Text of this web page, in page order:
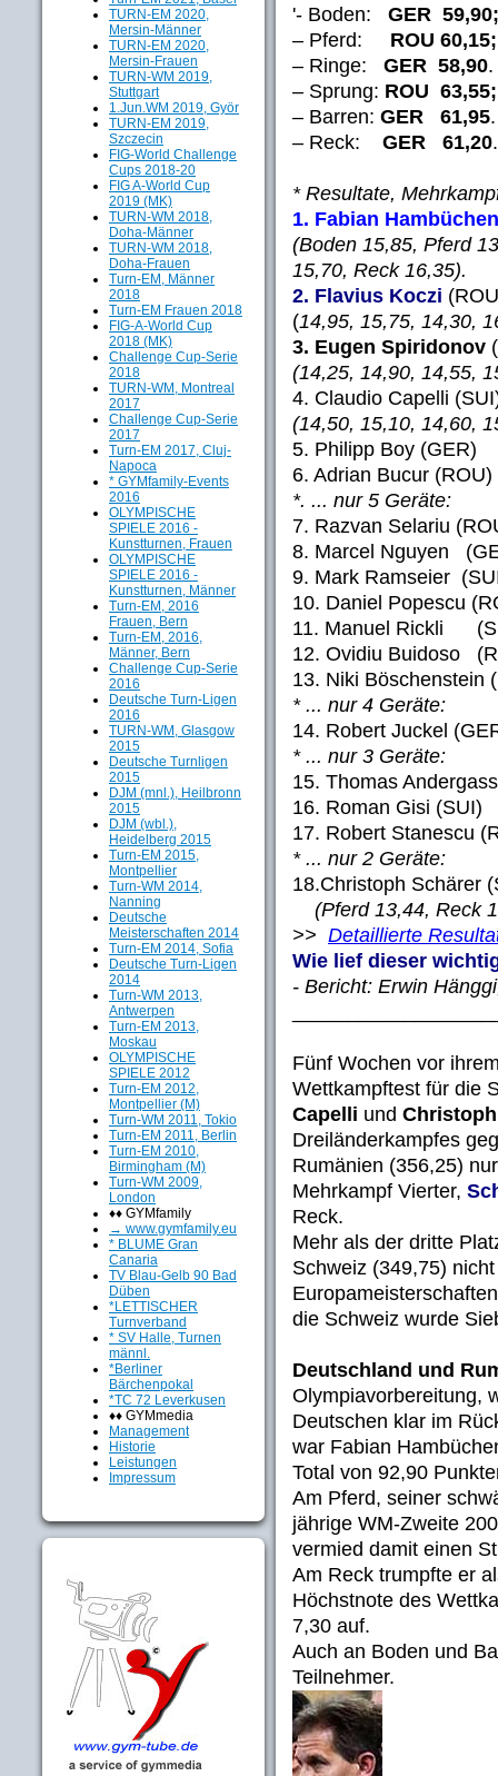
TURN-EM 2020,
Mersin-Männer
TURN-EM 2020,
Mersin-Frauen
TURN-WM 2019,
Stuttgart
1.Jun.WM 2019, Györ
TURN-EM 2019,
Szczecin
FIG-World Challenge
Cups 2018-20
FIG A-World Cup
2019 (MK)
TURN-WM 2018,
Doha-Männer
TURN-WM 2018,
Doha-Frauen
Turn-EM, Männer
2018
Turn-EM Frauen 2018
FIG-A-World Cup
2018 (MK)
Challenge Cup-Serie
2018
TURN-WM, Montreal
2017
Challenge Cup-Serie
2017
Turn-EM 2017, Cluj-
Napoca
* GYMfamily-Events
2016
OLYMPISCHE
SPIELE 2016 -
Kunstturnen, Frauen
OLYMPISCHE
SPIELE 2016 -
Kunstturnen, Männer
Turn-EM, 2016
Frauen, Bern
Turn-EM, 2016,
Männer, Bern
Challenge Cup-Serie
2016
Deutsche Turn-Ligen
2016
TURN-WM, Glasgow
2015
Deutsche Turnligen
2015
DJM (mnl.), Heilbronn
2015
DJM (wbl.),
Heidelberg 2015
Turn-EM 2015,
Montpellier
Turn-WM 2014,
Nanning
Deutsche
Meisterschaften 2014
Turn-EM 2014, Sofia
Deutsche Turn-Ligen
2014
Turn-WM 2013,
Antwerpen
Turn-EM 2013,
Moskau
OLYMPISCHE
SPIELE 2012
Turn-EM 2012,
Montpellier (M)
Turn-WM 2011, Tokio
Turn-EM 2011, Berlin
Turn-EM 2010,
Birmingham (M)
Turn-WM 2009,
London
♦♦ GYMfamily
→ www.gymfamily.eu
* BLUME Gran
Canaria
TV Blau-Gelb 90 Bad
Düben
*LETTISCHER
Turnverband
* SV Halle, Turnen
männl.
*Berliner
Bärchenpokal
*TC 72 Leverkusen
♦♦ GYMmedia
Management
Historie
Leistungen
Impressum
'- Boden: GER
– Pferd: ROU 60,15;
– Ringe: GER 58,90
– Sprung: ROU
– Barren: GER 61,95
– Reck: GER 61,20
* Resultate,
1. Fabian Hambüchen
(Boden 15,85, Pferd
15,70, Reck 16,35).
2. Flavius Koczi
(14,95, 15,75, 14,30,
3. Eugen Spiridonov
(14,25, 14,90, 14,55,
4. Claudio
(14,50, 15,10, 14,60,
5. Philipp Boy
6. Adrian Bucur
*. ... nur 5 Geräte:
7. Razvan Selariu
8. Marcel Nguyen
9. Mark Ramseier
10. Daniel Popescu
11. Manuel Rickli
12. Ovidiu Buidoso
13. Niki Böschenstein
* ... nur 4 Geräte:
14. Robert Juckel
* ... nur 3 Geräte:
15. Thomas
16. Roman
17. Robert
* ... nur 2 Geräte:
18.Christoph
(Pferd 13,44, Reck
>> Detaillierte
Wie lief dieser
- Bericht: Erwin
Fünf Wochen vor
Wettkampftest für die
Capelli und
Dreiländerkampfes
Rumänien (356,25)
Mehrkampf Vierter,
Reck.
Mehr als der dritte
Schweiz (349,75)
die Schweiz wurde
Deutschland und
Olympiavorbereitung,
Deutschen klar im
war Fabian
Total von 92,90
Am Pferd, seiner
jährige WM-Zweite
vermied damit einen
Am Reck trumpfte er
Höchstnote des
7,30 auf.
Auch an Boden und
Teilnehmer.